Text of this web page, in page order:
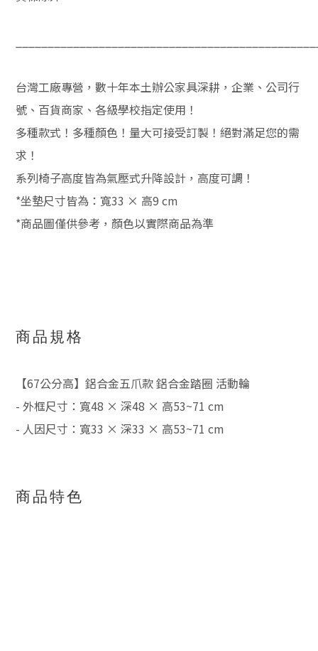
台灣工廠專營，數十年本土辦公家具深耕，企業、公司行
號、百貨商家、各級學校指定使用！
多種款式！多種顏色！量大可接受訂製！絕對滿足您的需
求！
系列椅子高度皆為氣壓式升降設計，高度可調！
*坐墊尺寸皆為：寬33 × 高9 cm
*商品圖僅供參考，顏色以實際商品為準
商品規格
【67公分高】鋁合金五爪款 鋁合金踏圈 活動輪
- 外框尺寸：寬48 × 深48 × 高53~71 cm
- 人因尺寸：寬33 × 深33 × 高53~71 cm
商品特色